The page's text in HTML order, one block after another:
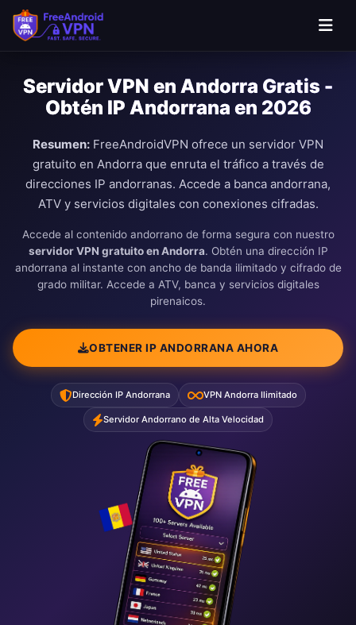
Saltar al contenido principal
Servidor VPN en Andorra Gratis -
Obtén IP Andorrana en 2026
Resumen: FreeAndroidVPN ofrece un servidor VPN
gratuito en Andorra que enruta el tráfico a través de
direcciones IP andorranas. Accede a banca andorrana,
ATV y servicios digitales con conexiones cifradas.
Accede al contenido andorrano de forma segura con nuestro
servidor VPN gratuito en Andorra. Obtén una dirección IP
andorrana al instante con ancho de banda ilimitado y cifrado de
grado militar. Accede a ATV, banca y servicios digitales
pirenaicos.
OBTENER IP ANDORRANA AHORA
Dirección IP Andorrana VPN Andorra Ilimitado
Servidor Andorrano de Alta Velocidad